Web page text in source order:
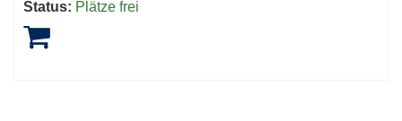
Status: Plätze frei